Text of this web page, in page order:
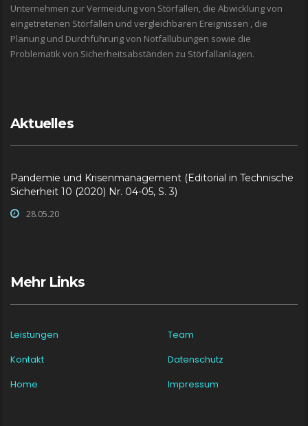
Unternehmen zur Vermeidung von Störfällen, die Abwicklung von
eingetretenen Störfällen und vergleichbaren Ereignissen , die
Planung und Durchführung von Notfallübungen sowie die
Problematik von Sicherheitsabständen zu Störfallanlagen.
Aktuelles
Pandemie und Krisenmanagement (Editorial in Technische
Sicherheit 10 (2020) Nr. 04-05, S. 3)
28.05.20
Mehr Links
Leistungen
Team
Kontakt
Datenschutz
Home
Impressum